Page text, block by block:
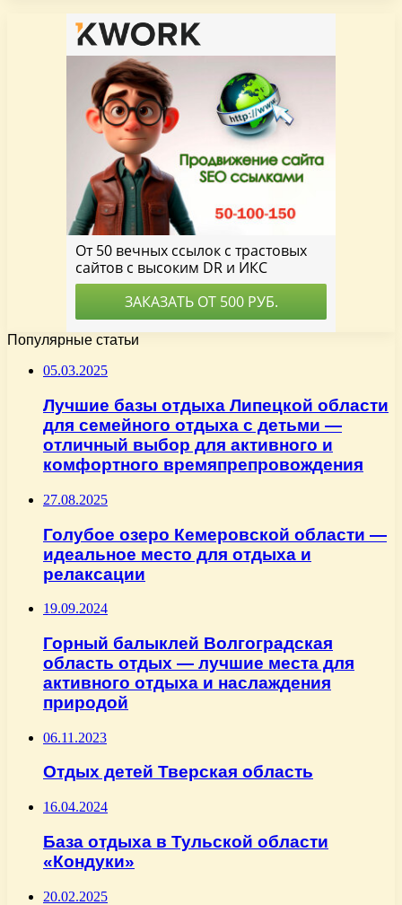
Популярные статьи
05.03.2025
Лучшие базы отдыха Липецкой области
для семейного отдыха с детьми —
отличный выбор для активного и
комфортного времяпрепровождения
27.08.2025
Голубое озеро Кемеровской области —
идеальное место для отдыха и
релаксации
19.09.2024
Горный балыклей Волгоградская
область отдых — лучшие места для
активного отдыха и наслаждения
природой
06.11.2023
Отдых детей Тверская область
16.04.2024
База отдыха в Тульской области
«Кондуки»
20.02.2025